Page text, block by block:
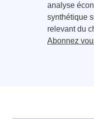
analyse
synthétique
relevant du
Abonnez